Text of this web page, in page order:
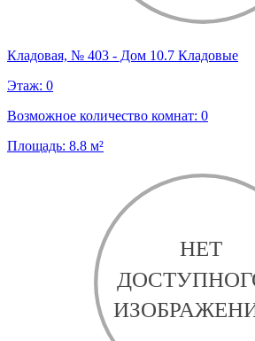
Кладовая, № 403 - Дом 10.7 Кладовые
Этаж: 0
Возможное количество комнат: 0
Площадь: 8.8 м²